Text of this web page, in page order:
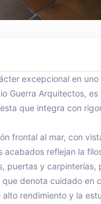
excepcional en
Guerra Arquitectos,
que integra con
frontal al mar, con
acabados reflejan la
puertas y carpinterías,
denota cuidado en
rendimiento y la